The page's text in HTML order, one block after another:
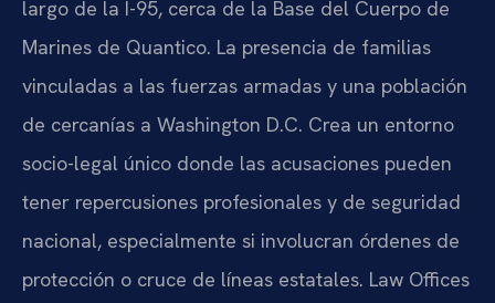
largo de la I-95, cerca de la Base del Cuerpo de
Marines de Quantico. La presencia de familias
vinculadas a las fuerzas armadas y una población
de cercanías a Washington D.C. Crea un entorno
socio-legal único donde las acusaciones pueden
tener repercusiones profesionales y de seguridad
nacional, especialmente si involucran órdenes de
protección o cruce de líneas estatales. Law Offices